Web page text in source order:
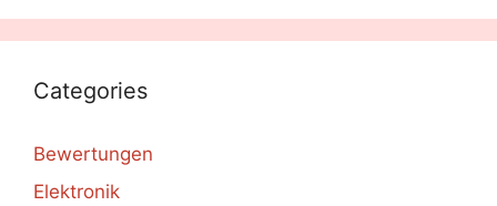
Categories
Bewertungen
Elektronik